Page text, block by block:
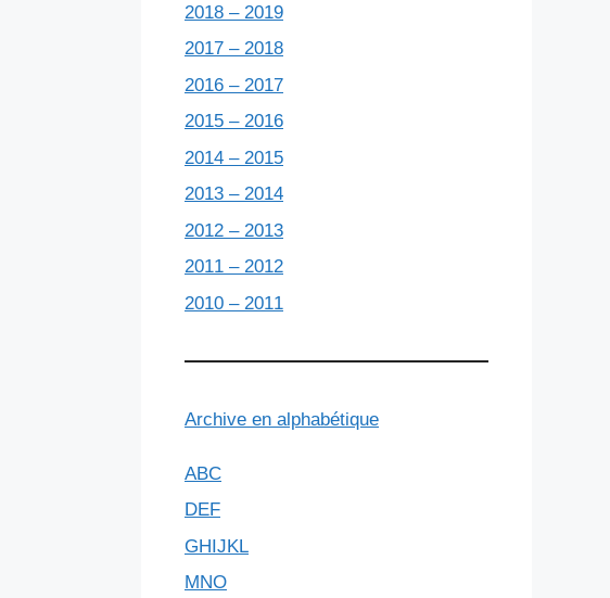
2018 – 2019
2017 – 2018
2016 – 2017
2015 – 2016
2014 – 2015
2013 – 2014
2012 – 2013
2011 – 2012
2010 – 2011
Archive en alphabétique
ABC
DEF
GHIJKL
MNO